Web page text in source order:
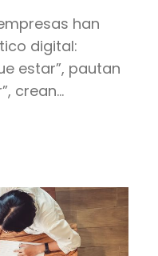
han
digital:
estar”, pautan
crean...